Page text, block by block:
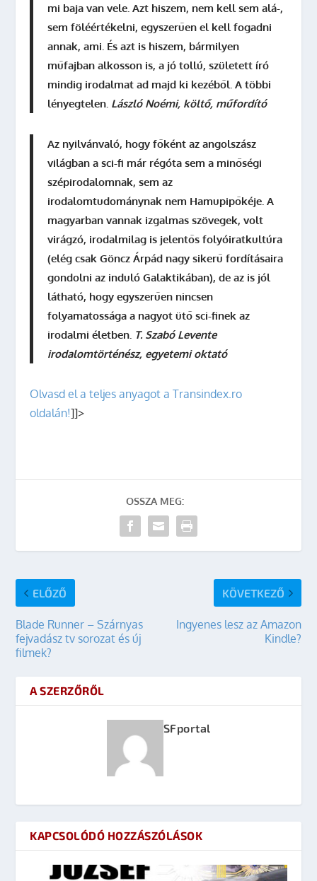
mi baja van vele. Azt hiszem, nem kell sem alá-,
sem föléértékelni, egyszerűen el kell fogadni
annak, ami. És azt is hiszem, bármilyen
műfajban alkosson is, a jó tollú, született író
mindig irodalmat ad majd ki kezéből. A többi
lényegtelen. László Noémi, költő, műfordító
Az nyilvánvaló, hogy főként az angolszász
világban a sci-fi már régóta sem a minőségi
szépirodalomnak, sem az
irodalomtudománynak nem Hamupipőkéje. A
magyarban vannak izgalmas szövegek, volt
virágzó, irodalmilag is jelentős folyóiratkultúra
(elég csakGöncz Árpád nagy sikerű fordításaira
gondolni az induló Galaktikában), de az is jól
látható, hogy egyszerűen nincsen
folyamatossága a nagyot ütő sci-finek az
irodalmi életben. T. Szabó Levente
irodalomtörténész, egyetemi oktató
Olvasd el a teljes anyagot a Transindex.ro
oldalán!]]>
OSSZA MEG:
ELŐZŐ
Blade Runner – Szárnyas
fejvadász tv sorozat és új
filmek?
KÖVETKEZŐ
Ingyenes lesz az Amazon
Kindle?
A SZERZŐRŐL
SFportal
KAPCSOLÓDÓ HOZZÁSZÓLÁSOK